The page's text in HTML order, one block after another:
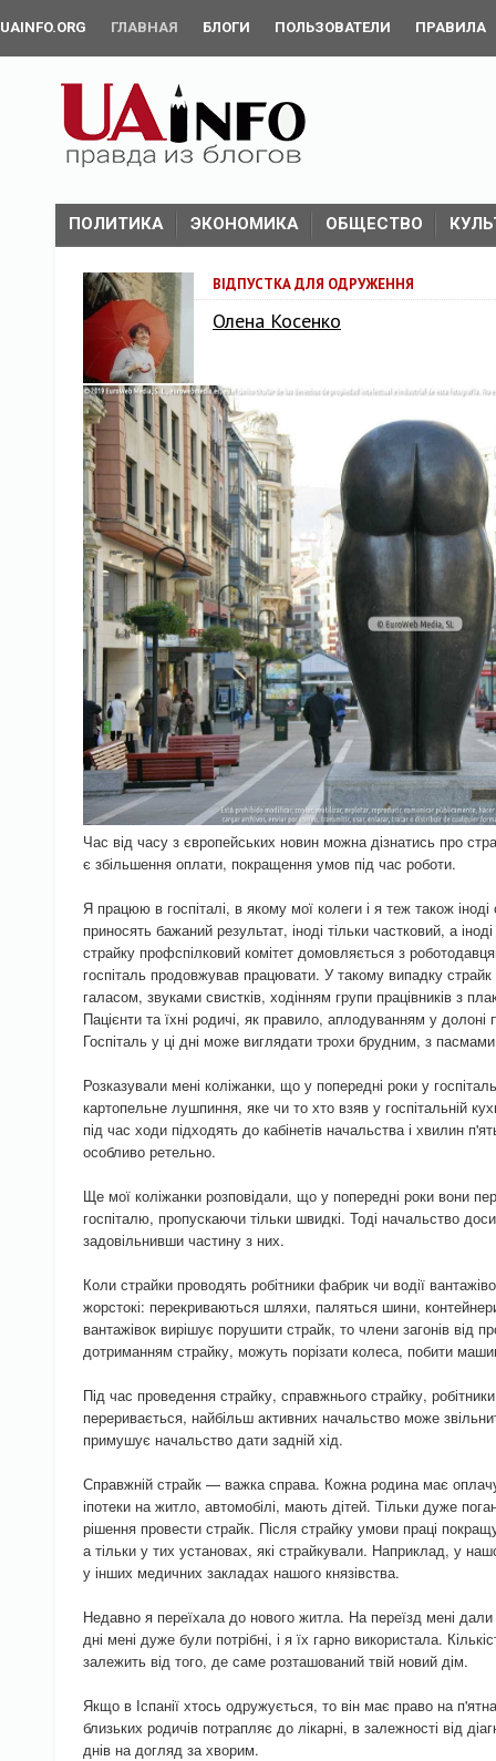
UAINFO.ORG ГЛАВНАЯ БЛОГИ ПОЛЬЗОВАТЕЛИ ПРАВИЛА
ПОЛИТИКА ЭКОНОМИКА ОБЩЕСТВО
ВІДПУСТКА ДЛЯ ОДРУЖЕННЯ
Олена Косенко
Час від часу з європейських новин можна дізнатись про
є збільшення оплати, покращення умов під час роботи.
Я працюю в госпіталі, в якому мої колеги і я теж також
приносять бажаний результат, іноді тільки частковий, а
страйку профспілковий комітет домовляється з
госпіталь продовжував працювати. У такому випадку
галасом, звуками свистків, ходінням групи працівників з
Пацієнти та їхні родичі, як правило, аплодуванням у
Госпіталь у ці дні може виглядати трохи брудним, з
Розказували мені коліжанки, що у попередні роки у
картопельне лушпиння, яке чи то хто взяв у госпітальній
під час ходи підходять до кабінетів начальства і хвилин
особливо ретельно.
Ще мої коліжанки розповідали, що у попередні роки вони
госпіталю, пропускаючи тільки швидкі. Тоді начальство
задовільнивши частину з них.
Коли страйки проводять робітники фабрик чи водії
жорстокі: перекриваються шляхи, паляться шини,
вантажівок вирішує порушити страйк, то члени загонів від
дотриманням страйку, можуть порізати колеса, побити
Під час проведення страйку, справжнього страйку,
переривається, найбільш активних начальство може
примушує начальство дати задній хід.
Справжній страйк — важка справа. Кожна родина має
іпотеки на житло, автомобілі, мають дітей. Тільки дуже
рішення провести страйк. Після страйку умови праці
а тільки у тих установах, які страйкували. Наприклад, у
у інших медичних закладах нашого князівства.
Недавно я переїхала до нового житла. На переїзд мені
дні мені дуже були потрібні, і я їх гарно використала.
залежить від того, де саме розташований твій новий дім.
Якщо в Іспанії хтось одружується, то він має право на
близьких родичів потрапляє до лікарні, в залежності від
днів на догляд за хворим.